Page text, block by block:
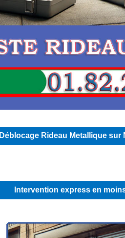
Déblocage Rideau Metallique sur
Intervention express en